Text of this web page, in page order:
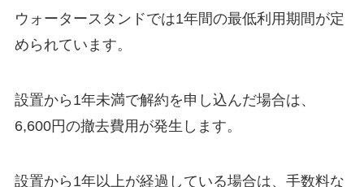
ウォータースタンドでは1年間の最低利用期間が定
められています。
設置から1年未満で解約を申し込んだ場合は、
6,600円の撤去費用が発生します。
設置から1年以上が経過している場合は、手数料な